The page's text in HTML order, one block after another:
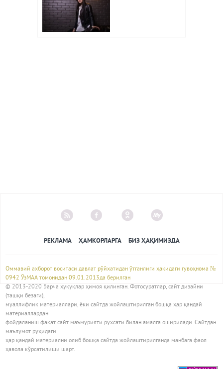
РЕКЛАМА ҲАМКОРЛАРГА БИЗ ҲАҚИМИЗДА
Оммавий ахборот воситаси давлат рўйхатидан ўтганлиги ҳақидаги гувоҳнома №
0942 ЎзМАА томонидан 09.01.2013да берилган
© 2013-2020 Барча ҳуқуқлар ҳимоя қилинган. Фотосуратлар, сайт дизайни
(ташқи безаги),
муаллифлик материаллари, ёки сайтда жойлаштирилган бошқа ҳар қандай
материаллардан
фойдаланиш фақат сайт маъмурияти рухсати билан амалга оширилади. Сайтдан
маълумот руҳидаги
ҳар қандай материални олиб бошқа сайтда жойлаштирилганда манбага фаол
ҳавола кўрсатилиши шарт.